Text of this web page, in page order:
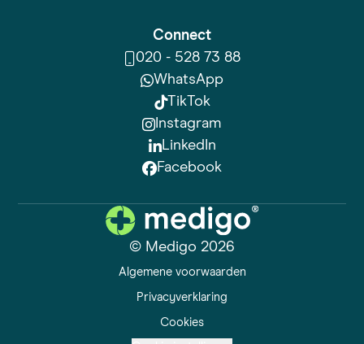
Connect
020 - 528 73 88
WhatsApp
TikTok
Instagram
LinkedIn
Facebook
© Medigo 2026
Algemene voorwaarden
Privacyverklaring
Cookies